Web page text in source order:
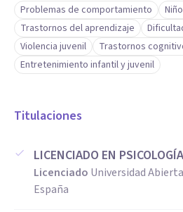
Problemas de comportamiento
Trastornos del aprendizaje
Violencia juvenil
Trastornos
Entretenimiento infantil y juvenil
Titulaciones
LICENCIADO EN PSICOLOGÍA
Licenciado Universidad
España